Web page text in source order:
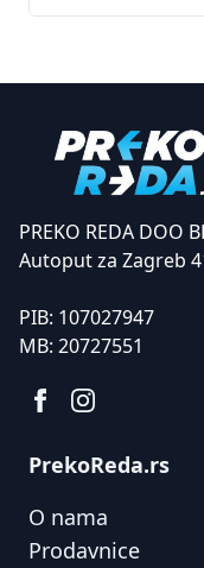
PREKO REDA DOO
Autoput za Zagreb
PIB: 107027947
MB: 20727551
PrekoReda.rs
O nama
Prodavnice